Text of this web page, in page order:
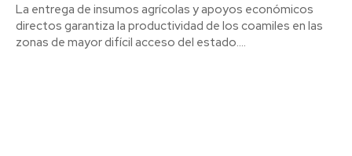
La entrega de insumos agrícolas y apoyos económicos
directos garantiza la productividad de los coamiles en las
zonas de mayor difícil acceso del estado....